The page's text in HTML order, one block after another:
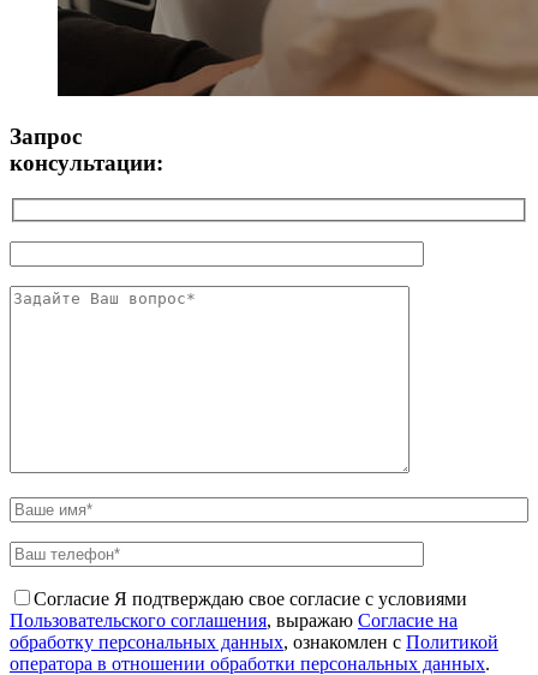
Запрос
консультации:
Согласие Я подтверждаю свое согласие с условиями
Пользовательского соглашения, выражаю Согласие на
обработку персональных данных, ознакомлен с Политикой
оператора в отношении обработки персональных данных.